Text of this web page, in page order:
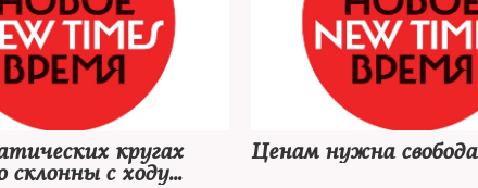
кругах
склонны с ходу
Ценам нужна свобода